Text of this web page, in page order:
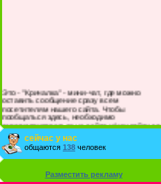
Это - "Кричалка" - мини-чат, где можно
оставить сообщение сразу всем
посетителям нашего сайта. Чтобы
пообщаться здесь, необходимо
зарегистрироваться на сайте и/или войти со
своими логином и паролем.
сейчас у нас
общаются 138 человек
Разместить рекламу